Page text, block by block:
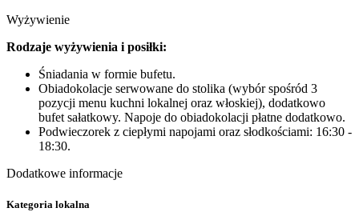
Wyżywienie
Rodzaje wyżywienia i posiłki:
Śniadania w formie bufetu.
Obiadokolacje serwowane do stolika (wybór spośród 3
pozycji menu kuchni lokalnej oraz włoskiej), dodatkowo
bufet sałatkowy. Napoje do obiadokolacji płatne dodatkowo.
Podwieczorek z ciepłymi napojami oraz słodkościami: 16:30 -
18:30.
Dodatkowe informacje
Kategoria lokalna